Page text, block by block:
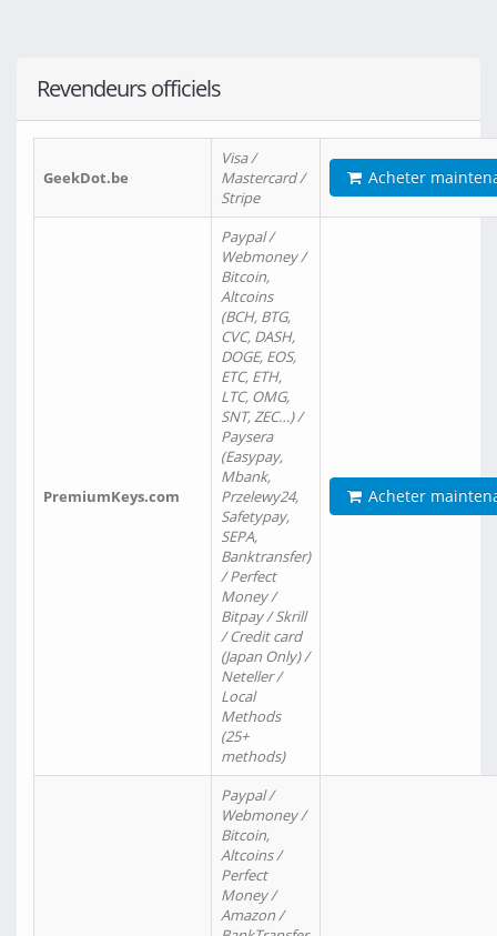
Revendeurs officiels
GeekDot.be
Visa /
Mastercard /
Stripe
Acheter
PremiumKeys.com
Paypal /
Webmoney /
Bitcoin,
Altcoins
(BCH, BTG,
CVC, DASH,
DOGE, EOS,
ETC, ETH,
LTC, OMG,
SNT, ZEC…) /
Paysera
(Easypay,
Mbank,
Przelewy24,
Safetypay,
SEPA,
Banktransfer)
/ Perfect
Money /
Bitpay / Skrill
/ Credit card
(Japan Only) /
Neteller /
Local
Methods
(25+
methods)
Acheter
Paypal /
Webmoney /
Bitcoin,
Altcoins /
Perfect
Money /
Amazon /